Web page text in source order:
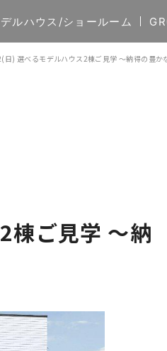
ルハウス/ショールーム
日) 選べるモデルハウス2棟ご見学 〜納得の豊か
棟ご見学 〜納